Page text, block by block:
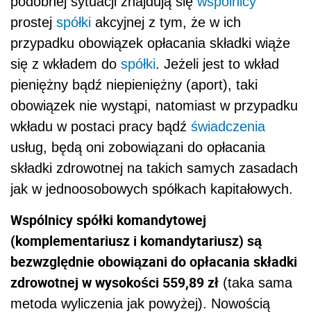
prostej spółki akcyjnej z tym, że w ich
przypadku obowiązek opłacania składki wiąże
się z wkładem do spółki. Jeżeli jest to wkład
pieniężny bądź niepieniężny (aport), taki
obowiązek nie wystąpi, natomiast w przypadku
wkładu w postaci pracy bądź świadczenia
usług, będą oni zobowiązani do opłacania
składki zdrowotnej na takich samych zasadach
jak w jednoosobowych spółkach kapitałowych.
Wspólnicy spółki komandytowej
(komplementariusz i komandytariusz) są
bezwzględnie obowiązani do opłacania składki
zdrowotnej w wysokości 559,89 zł (taka sama
metoda wyliczenia jak powyżej). Nowością